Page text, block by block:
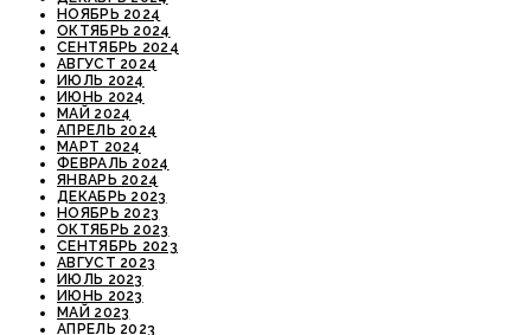
НОЯБРЬ 2024
ОКТЯБРЬ 2024
СЕНТЯБРЬ 2024
АВГУСТ 2024
ИЮЛЬ 2024
ИЮНЬ 2024
МАЙ 2024
АПРЕЛЬ 2024
МАРТ 2024
ФЕВРАЛЬ 2024
ЯНВАРЬ 2024
ДЕКАБРЬ 2023
НОЯБРЬ 2023
ОКТЯБРЬ 2023
СЕНТЯБРЬ 2023
АВГУСТ 2023
ИЮЛЬ 2023
ИЮНЬ 2023
МАЙ 2023
АПРЕЛЬ 2023